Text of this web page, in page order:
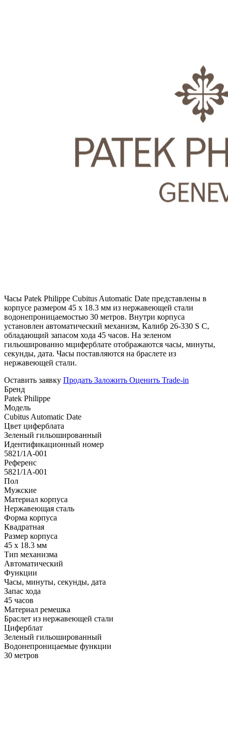
Часы Patek Philippe Cubitus Automatic Date представлены в
корпусе размером 45 x 18.3 мм из нержавеющей стали
водонепроницаемостью 30 метров. Внутри корпуса
установлен автоматический механизм, Калибр 26-330 S C,
обладающий запасом хода 45 часов. На зеленом
гильошированно мциферблате отображаются часы, минуты,
секунды, дата. Часы поставляются на браслете из
нержавеющей стали.
Оставить заявку Продать Заложить Оценить Trade-in
Бренд
Patek Philippe
Модель
Cubitus Automatic Date
Цвет циферблата
Зеленый гильошированный
Идентификационный номер
5821/1A-001
Референс
5821/1A-001
Пол
Мужские
Материал корпуса
Нержавеющая сталь
Форма корпуса
Квадратная
Размер корпуса
45 x 18.3 мм
Тип механизма
Автоматический
Функции
Часы, минуты, секунды, дата
Запас хода
45 часов
Материал ремешка
Браслет из нержавеющей стали
Циферблат
Зеленый гильошированный
Водонепроницаемые функции
30 метров